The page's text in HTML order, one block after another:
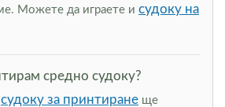
Можете да играете и судоку на
средно судоку?
судоку за принтиране ще